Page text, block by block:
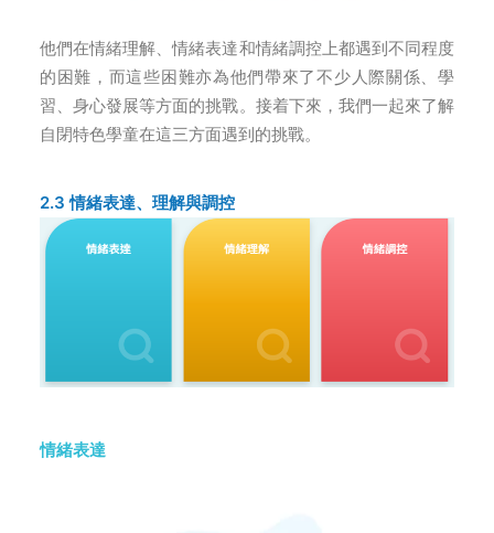
他們在情緒理解、情緒表達和情緒調控上都遇到不同程度
的困難，而這些困難亦為他們帶來了不少人際關係、學
習、身心發展等方面的挑戰。接着下來，我們一起來了解
自閉特色學童在這三方面遇到的挑戰。
2.3 情緒表達、理解與調控
情緒表達